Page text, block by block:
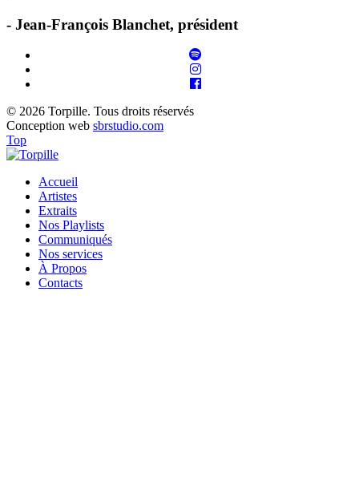
- Jean-François Blanchet, président
© 2026 Torpille. Tous droits réservés
Conception web sbrstudio.com
Top
Accueil
Artistes
Extraits
Nos Playlists
Communiqués
Nos services
À Propos
Contacts